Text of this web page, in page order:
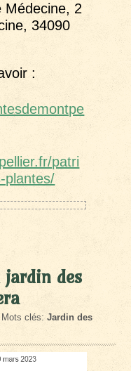
Médecine, 2
34090
:
patri
plantes/
jardin des
Mots clés:Jardin des